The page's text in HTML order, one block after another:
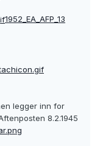
1952_EA_AFP_13
legger inn for
8.2.1945